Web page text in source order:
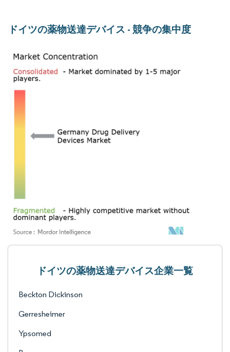
ドイツの薬物送達デバイス - 競争の集中度
ドイツの薬物送達デバイス企業一覧
Beckton Dickinson
Gerresheimer
Ypsomed